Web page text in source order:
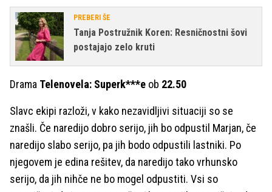
PREBERI ŠE
Tanja Postružnik Koren: Resničnostni šovi
postajajo zelo kruti
Drama Telenovela: Superk***e ob 22.50
Slavc ekipi razloži, v kako nezavidljivi situaciji so se
znašli. Če naredijo dobro serijo, jih bo odpustil Marjan, če
naredijo slabo serijo, pa jih bodo odpustili lastniki. Po
njegovem je edina rešitev, da naredijo tako vrhunsko
serijo, da jih nihče ne bo mogel odpustiti. Vsi so